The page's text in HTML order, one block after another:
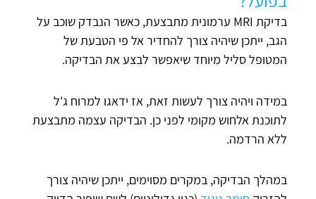
בדיקת MRI ערמונית מתבצעת, כאשר הנבדק שוכב על
הגב, ייתכן שיהיה צורך להחדיר אל פי הטבעת של
המטופל סליל מיוחד שיאפשר לבצע את הבדיקה.
במידה ויהיה צורך לעשות זאת, אז ידאגו למרוח ג'ל
לתוכנת אלחוש מקומי לפני כן. הבדיקה עצמה מתבצעת
ללא הרדמה.
במהלך הבדיקה, במקרים מסוימים, ייתכן שיהיה צורך